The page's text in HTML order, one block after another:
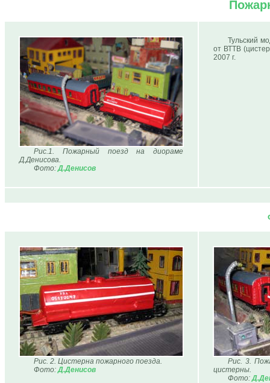
Рис.1. Пожарный поезд на диораме
Д.Денисова.
Фото:Д.Денисов
Тульский
от ВТТВ
2007 г.
Рис. 2. Цистерна пожарного поезда.
Фото:Д.Денисов
Рис. 3.
цистерны.
Фото: